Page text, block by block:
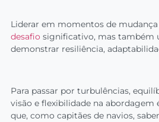
Liderar em momentos de
desafio significativo, mas também
demonstrar resiliência,
Para passar por turbulências,
visão e flexibilidade na abordagem
que, como capitães de navios,